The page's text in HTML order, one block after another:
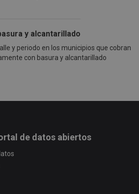
y alcantarillado
y periodo en los municipios que cobran
con basura y alcantarillado
de datos abiertos